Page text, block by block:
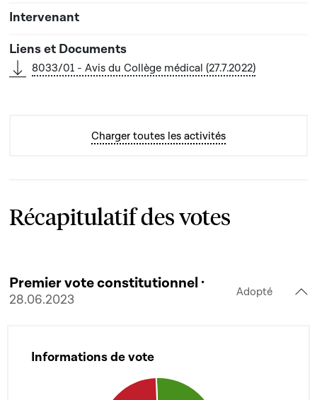
8033/01 - Avis du Collège médical (27.7.2022)
Charger toutes les activités
Récapitulatif des votes
Premier vote constitutionnel ·
28.06.2023
Adopté
Informations de vote